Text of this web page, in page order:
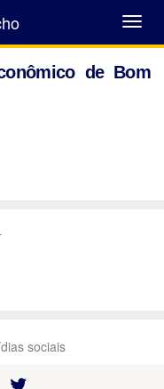
Abrir
Menu
de Bom
sociais